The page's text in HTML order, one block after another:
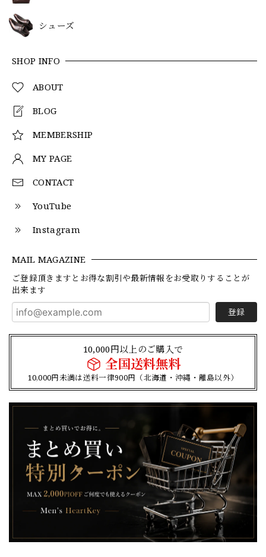
シューズ
SHOP INFO
ABOUT
BLOG
MEMBERSHIP
MY PAGE
CONTACT
YouTube
Instagram
MAIL MAGAZINE
ご登録頂きますとお得な割引や最新情報をお受取りすることが
出来ます
登録
10,000円以上のご購入で
全国送料無料
10,000円未満は送料一律900円（北海道・沖縄・離島以外）